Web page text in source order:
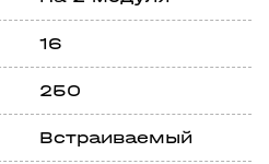
16
250
Встраиваемый